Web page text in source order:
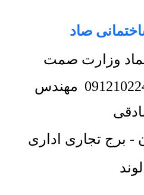
صاد
وزارت صمت
مهندس
- برج تجاری اداری
الوند